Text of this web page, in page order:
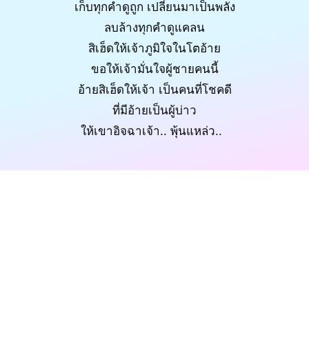
เก็บทุกคำดูถูก เปลี่ยนมาเป็นพลัง
ลบล้างทุกคำดูแคลน
สิเฮ็ดให้เจ้าภูมิใจในโตอ้าย
ขอให้เจ้ามั่นใจผู้ชายคนนี้
อ้ายสิเฮ็ดให้เจ้า เป็นคนที่โชคดี
ที่มีอ้ายเป็นผู้บ่าว
ให้เขาอิจฉาเจ้า.. พุ้นแหล่ว..